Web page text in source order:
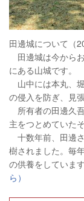
田邊城について（
田邊城は今から
にある山城です。
山中には本丸、
の侵入を防ぎ、見
所有者の田邊久
主をつとめていたそ
十数年前、田邊
樹されました。毎
の供養をしていま
ら）